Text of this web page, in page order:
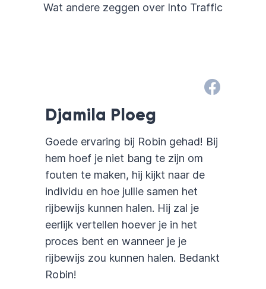
Wat andere zeggen over Into Traffic
Djamila Ploeg
Goede ervaring bij Robin gehad! Bij
hem hoef je niet bang te zijn om
fouten te maken, hij kijkt naar de
individu en hoe jullie samen het
rijbewijs kunnen halen. Hij zal je
eerlijk vertellen hoever je in het
proces bent en wanneer je je
rijbewijs zou kunnen halen. Bedankt
Robin!